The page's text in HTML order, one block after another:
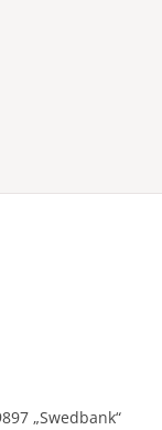
„Swedbank“